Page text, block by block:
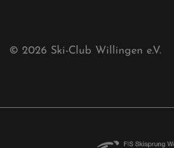
© 2026 Ski-Club Willingen e.V.